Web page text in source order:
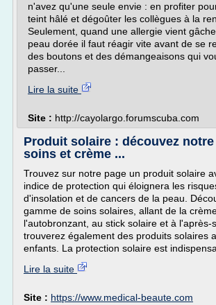
n'avez qu'une seule envie : en profiter
teint hâlé et dégoûter les collègues à la
Seulement, quand une allergie vient
peau dorée il faut réagir vite avant de se
des boutons et des démangeaisons qui
passer...
Lire la suite
Site : http://cayolargo.forumscuba.com
Produit solaire : découvez
soins et crème ...
Trouvez sur notre page un produit solaire
indice de protection qui éloignera les
d'insolation et de cancers de la peau.
gamme de soins solaires, allant de la
l'autobronzant, au stick solaire et à l'après-
trouverez également des produits solaires
enfants. La protection solaire est
Lire la suite
Site : https://www.medical-beaute.com